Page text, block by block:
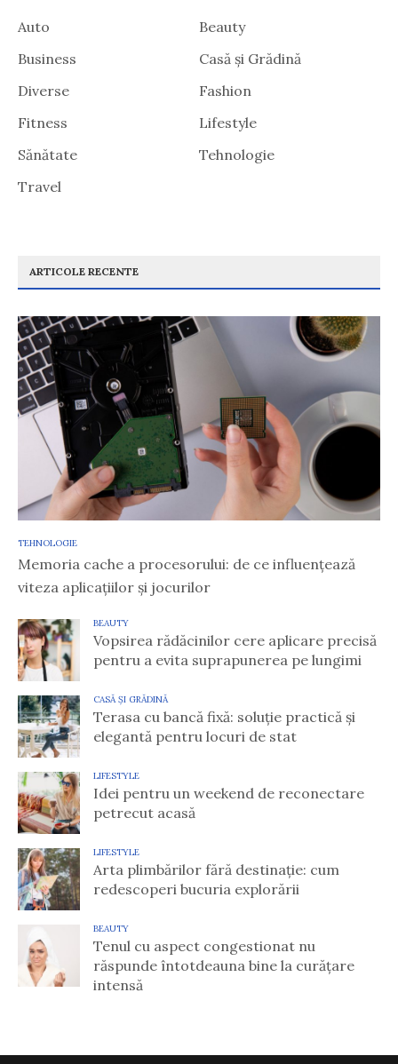
Auto
Beauty
Business
Casă și Grădină
Diverse
Fashion
Fitness
Lifestyle
Sănătate
Tehnologie
Travel
ARTICOLE RECENTE
TEHNOLOGIE
Memoria cache a procesorului: de ce influențează
viteza aplicațiilor și jocurilor
BEAUTY
Vopsirea rădăcinilor cere aplicare precisă
pentru a evita suprapunerea pe lungimi
CASĂ ȘI GRĂDINĂ
Terasa cu bancă fixă: soluție practică și
elegantă pentru locuri de stat
LIFESTYLE
Idei pentru un weekend de reconectare
petrecut acasă
LIFESTYLE
Arta plimbărilor fără destinație: cum
redescoperi bucuria explorării
BEAUTY
Tenul cu aspect congestionat nu
răspunde întotdeauna bine la curățare
intensă